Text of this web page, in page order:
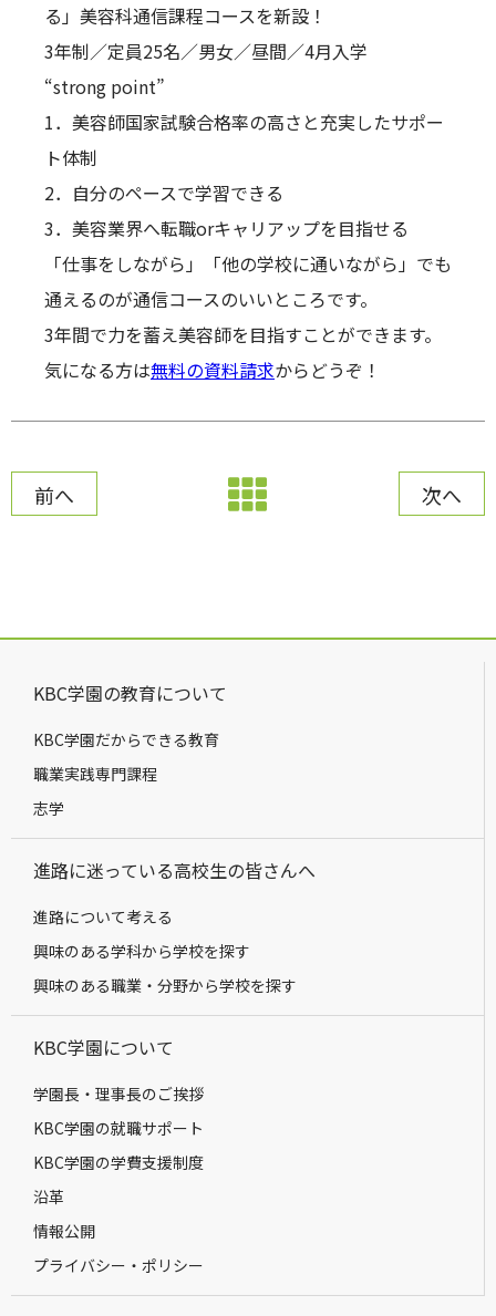
る」美容科通信課程コースを新設！
3年制／定員25名／男女／昼間／4月入学
“strong point”
1．美容師国家試験合格率の高さと充実したサポー
ト体制
2．自分のペースで学習できる
3．美容業界へ転職orキャリアップを目指せる
「仕事をしながら」「他の学校に通いながら」でも
通えるのが通信コースのいいところです。
3年間で力を蓄え美容師を目指すことができます。
気になる方は無料の資料請求からどうぞ！
前へ 次へ
KBC学園の教育について
KBC学園だからできる教育
職業実践専門課程
志学
進路に迷っている高校生の皆さんへ
進路について考える
興味のある学科から学校を探す
興味のある職業・分野から学校を探す
KBC学園について
学園長・理事長のご挨拶
KBC学園の就職サポート
KBC学園の学費支援制度
沿革
情報公開
プライバシー・ポリシー